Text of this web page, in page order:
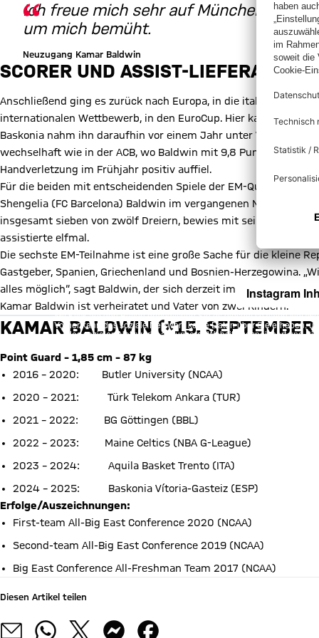
Ich freue mich sehr auf München,
um mich bemüht.
Neuzugang Kamar Baldwin
SCORER UND ASSIST-LIEFERANT
Anschließend ging es zurück nach Europa, in die italienische
internationalen Wettbewerb, in den EuroCup. Hier kam
Baskonia nahm ihn daraufhin vor einem Jahr unter Vertrag. In
wechselhaft wie in der ACB, wo Baldwin mit 9,8 Punkten bei
Handverletzung im Frühjahr positiv auffiel.
Für die beiden mit entscheidenden Spiele der EM-Qualifikation
Shengelia (FC Barcelona) Baldwin im vergangenen November
insgesamt sieben von zwölf Dreiern, bewies mit seinen 1,85
assistierte elfmal.
Die sechste EM-Teilnahme ist eine große Sache für die kleine
Gastgeber, Spanien, Griechenland und Bosnien-Herzegowina.
alles möglich“, sagt Baldwin, der sich derzeit im georgischen
Kamar Baldwin ist verheiratet und Vater von zwei Kindern.
Instagram
Mit Klick auf den Button ermöglichen Sie es diesem sozialen
Vorher kann das soziale Netzwerk keine Daten über Sie erheben,
des sozialen Netzwerks auf unserer Website gespeichert und
KAMAR BALDWIN (*15.
Point Guard – 1,85 cm – 87 kg
2016 – 2020: Butler University (NCAA)
2020 – 2021: Türk Telekom Ankara (TUR)
2021 – 2022: BG Göttingen (BBL)
2022 – 2023: Maine Celtics (NBA G-League)
2023 – 2024: Aquila Basket Trento (ITA)
2024 – 2025: Baskonia Vítoria-Gasteiz (ESP)
Erfolge/Auszeichnungen:
First-team All-Big East Conference 2020 (NCAA)
Second-team All-Big East Conference 2019 (NCAA)
Big East Conference All-Freshman Team 2017 (NCAA)
Diesen Artikel teilen